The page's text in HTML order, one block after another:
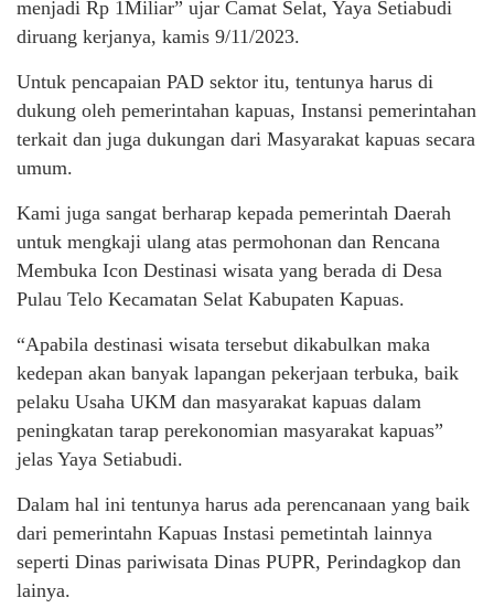
menjadi Rp 1Miliar” ujar Camat Selat, Yaya Setiabudi
diruang kerjanya, kamis 9/11/2023.
Untuk pencapaian PAD sektor itu, tentunya harus di
dukung oleh pemerintahan kapuas, Instansi pemerintahan
terkait dan juga dukungan dari Masyarakat kapuas secara
umum.
Kami juga sangat berharap kepada pemerintah Daerah
untuk mengkaji ulang atas permohonan dan Rencana
Membuka Icon Destinasi wisata yang berada di Desa
Pulau Telo Kecamatan Selat Kabupaten Kapuas.
“Apabila destinasi wisata tersebut dikabulkan maka
kedepan akan banyak lapangan pekerjaan terbuka, baik
pelaku Usaha UKM dan masyarakat kapuas dalam
peningkatan tarap perekonomian masyarakat kapuas”
jelas Yaya Setiabudi.
Dalam hal ini tentunya harus ada perencanaan yang baik
dari pemerintahn Kapuas Instasi pemetintah lainnya
seperti Dinas pariwisata Dinas PUPR, Perindagkop dan
lainya.